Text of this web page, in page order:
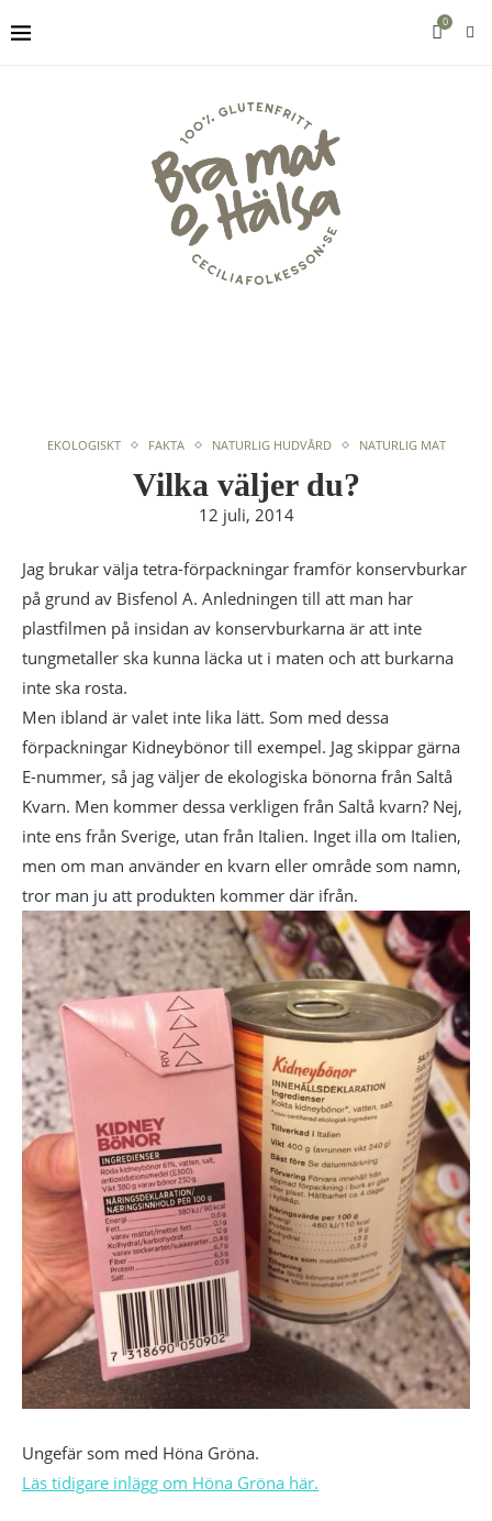
0
EKOLOGISKT FAKTA NATURLIG HUDVÅRD NATURLIG MAT
Vilka väljer du?
12 juli, 2014
Jag brukar välja tetra-förpackningar framför konservburkar
på grund av Bisfenol A. Anledningen till att man har
plastfilmen på insidan av konservburkarna är att inte
tungmetaller ska kunna läcka ut i maten och att burkarna
inte ska rosta.
Men ibland är valet inte lika lätt. Som med dessa
förpackningar Kidneybönor till exempel. Jag skippar gärna
E-nummer, så jag väljer de ekologiska bönorna från Saltå
Kvarn. Men kommer dessa verkligen från Saltå kvarn? Nej,
inte ens från Sverige, utan från Italien. Inget illa om Italien,
men om man använder en kvarn eller område som namn,
tror man ju att produkten kommer där ifrån.
Ungefär som med Höna Gröna.
Läs tidigare inlägg om Höna Gröna här.